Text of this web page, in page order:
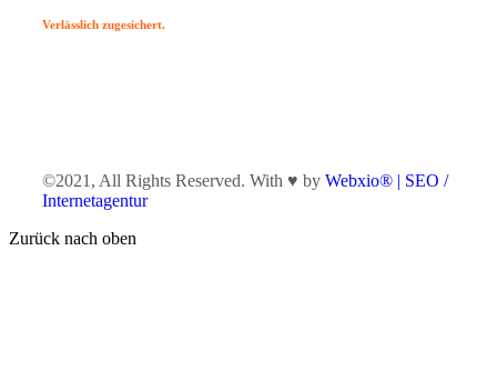
Verlässlich zugesichert.
©2021, All Rights Reserved. With ♥ by Webxio® | SEO /
Internetagentur
Zurück nach oben